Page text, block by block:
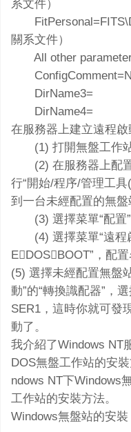
系文件）
關系文件）
All other
DirName3=
DirName4=
在服務器上建立遠程啟
(1) 打開無盤工作站
(2) 在服務器上配置
行“開始/程序/管理工
到一台未經配置的無盤
(3) 選擇菜單“配置”
(4) 選擇菜單“遠程啟
EDOSBOOT”，配置
(5) 選擇未經配置無盤
動”的“轉換識配器”，
SER1，這時你就可發
動了。
我介紹了Windows NT
DOS無盤工作站的安
ndows NT下Windows
工作站的安裝方法。
Windows無盤站的安裝